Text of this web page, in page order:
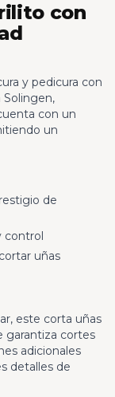
con
y pedicura con
Solingen,
con un
un
de
control
uñas
este corta uñas
garantiza cortes
adicionales
detalles de